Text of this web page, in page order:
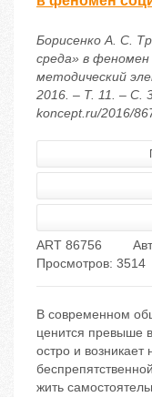
Борисенко А. С.
среда» в феномен
методический
2016. – Т. 11. – С.
koncept.ru/2016/
ART 86756
Просмотров: 3514
В современном
ценится превыше
остро и возникает
жить